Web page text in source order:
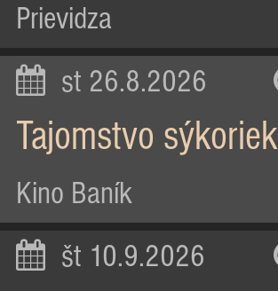
Prievidza
st 26.8.2026
Tajomstvo sýkoriek
Kino Baník
št 10.9.2026